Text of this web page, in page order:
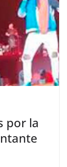
por la